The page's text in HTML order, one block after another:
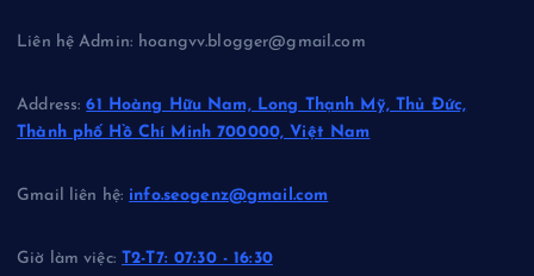
Liên hệ Admin: hoangvv.blogger@gmail.com
Address:61 Hoàng Hữu Nam, Long Thạnh Mỹ, Thủ Đức,
Thành phố Hồ Chí Minh 700000, Việt Nam
Gmail liên hệ: info.seogenz@gmail.com
Giờ làm việc:T2-T7: 07:30 - 16:30